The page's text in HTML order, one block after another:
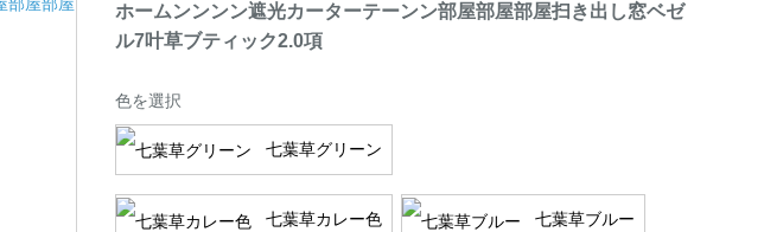
ホームンンンン遮光カーターテーンン部屋部屋部屋扫き出し窓ベゼ
ル7叶草ブティック2.0項
色を選択
七葉草グリーン
七葉草カレー色 七葉草ブルー